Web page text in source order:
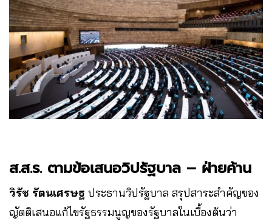
ส.ส.ร. ตามข้อเสนอวิปรัฐบาล – ฝ่ายค้าน
วิรัช รัตนเศรษฐ ประธานวิปรัฐบาล สรุปสาระสำคัญของ
ญัตติเสนอแก้ไขรัฐธรรมนูญของรัฐบาลในเบื้องต้นว่า